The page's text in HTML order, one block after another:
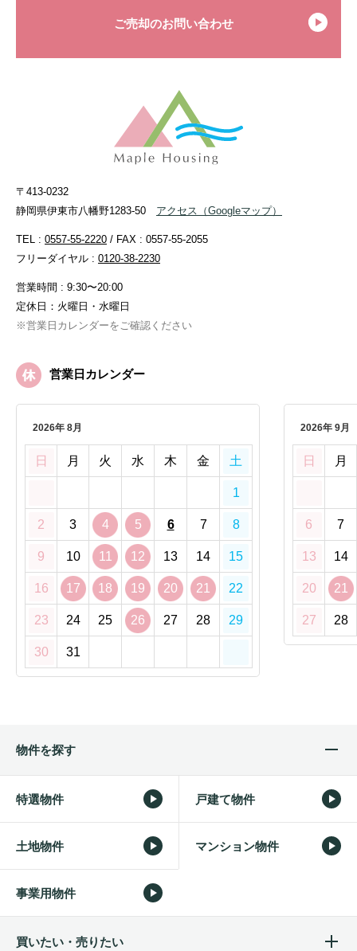
ご売却のお問い合わせ
〒413-0232
静岡県伊東市八幡野1283-50
アクセス （Googleマップ）
TEL : 0557-55-2220 / FAX : 0557-55-2055
フリーダイヤル : 0120-38-2230
営業時間 : 9:30〜20:00
定休日：火曜日・水曜日
※営業日カレンダーをご確認ください
営業日カレンダー
2026年 8月
日 月 火 水 木 金 土
1
2 3 4 5 6 7 8
9 10 11 12 13 14 15
16 17 18 19 20 21 22
23 24 25 26 27 28 29
30 31
2026年 9月
日 月
6 7
13 14
20 21
27 28
物件を探す
特選物件 戸建て物件
土地物件 マンション物件
事業用物件
買いたい・売りたい